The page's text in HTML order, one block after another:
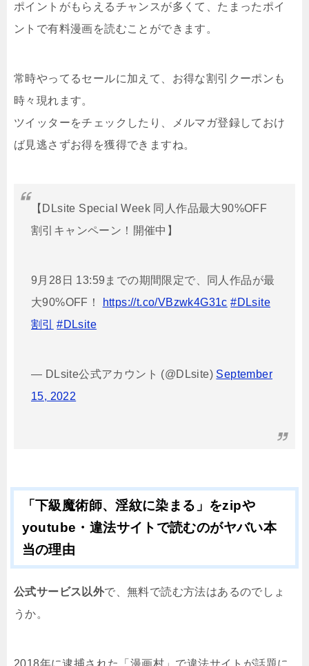
ポイントがもらえるチャンスが多くて、たまったポイ
ントで有料漫画を読むことができます。
常時やってるセールに加えて、お得な割引クーポンも
時々現れます。
ツイッターをチェックしたり、メルマガ登録しておけ
ば見逃さずお得を獲得できますね。
【DLsite Special Week 同人作品最大90%OFF
割引キャンペーン！開催中】
9月28日 13:59までの期間限定で、同人作品が最
大90%OFF！
https://t.co/VBzwk4G31c #DLsite
割引
#DLsite
— DLsite公式アカウント (@DLsite) September
15, 2022
「下級魔術師、淫紋に染まる」をzipや
youtube・違法サイトで読むのがヤバい本
当の理由
公式サービス以外で、無料で読む方法はあるのでしょ
うか。
2018年に逮捕された「漫画村」で違法サイトが話題に